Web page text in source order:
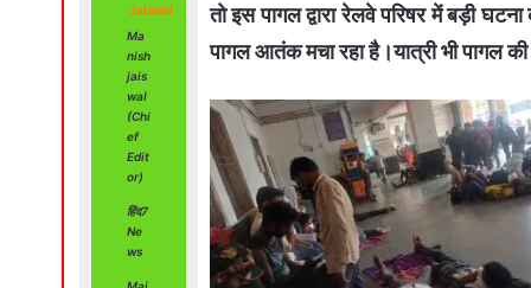
Jaiswal
Ma
nish
jais
wal
(Chi
ef
Edit
or)
हिंद7
Ne
ws
तो इस पागल द्वारा रेलवे परिषर में बड़ी
पागल आतंक मचा रहा है।यात्री भी पागल